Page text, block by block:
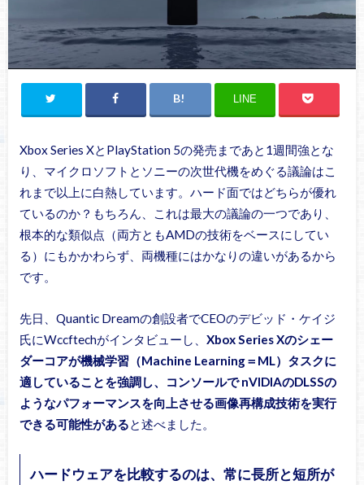
LINE
Xbox Series XとPlayStation 5の発売まであと1週間強とな
り、マイクロソフトとソニーの次世代機をめぐる議論はこ
れまで以上に白熱しています。ハード面ではどちらが優れ
ているのか？もちろん、これは最大の議論の一つであり、
根本的な類似点（両方ともAMDの技術をベースにしてい
る）にもかかわらず、両機種にはかなりの違いがあるから
です。
先日、Quantic Dreamの創設者でCEOのデビッド・ケイジ
氏にWccftechがインタビューし、 Xbox Series Xのシェー
ダーコアが機械学習（Machine Learning＝ML）タスクに
適していることを強調し、コンソールで nVIDIAのDLSSの
ようなパフォーマンスを向上させる画像再構成技術を実行
できる可能性があると述べました。
ハードウェアを比較するのは、常に長所と短所が